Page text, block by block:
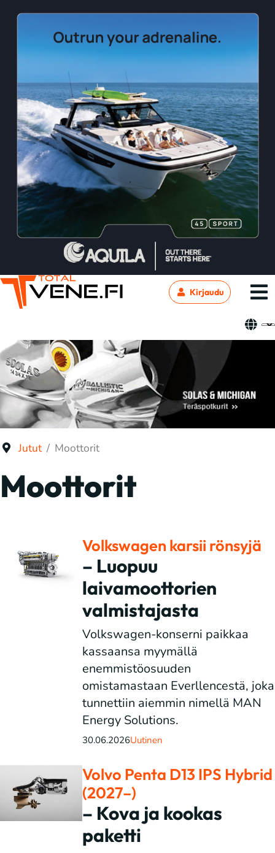
Kirjaudu
Jutut Moottorit
Moottorit
Volkswagen karsii rönsyjä
– Luopuu
laivamoottorien
valmistajasta
Volkswagen-konserni paikkaa
kassaansa myymällä
enemmistöosuuden
omistamastaan Everllencestä, joka
tunnettiin aiemmin nimellä MAN
Energy Solutions.
30.06.2026Uutinen
Volvo Penta D13 IPS Hybrid
(2027–)
– Kova ja kookas
paketti